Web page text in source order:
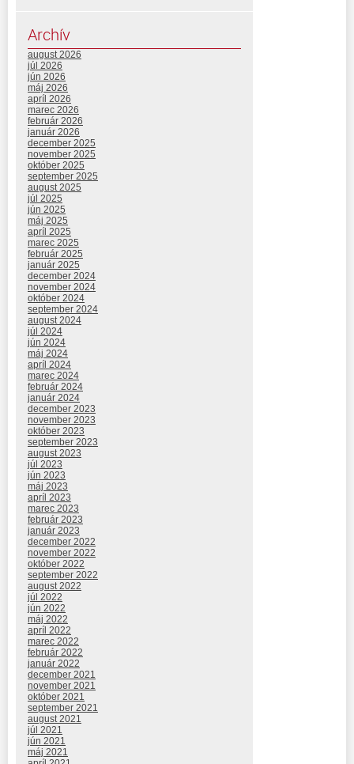
Archív
august 2026
júl 2026
jún 2026
máj 2026
apríl 2026
marec 2026
február 2026
január 2026
december 2025
november 2025
október 2025
september 2025
august 2025
júl 2025
jún 2025
máj 2025
apríl 2025
marec 2025
február 2025
január 2025
december 2024
november 2024
október 2024
september 2024
august 2024
júl 2024
jún 2024
máj 2024
apríl 2024
marec 2024
február 2024
január 2024
december 2023
november 2023
október 2023
september 2023
august 2023
júl 2023
jún 2023
máj 2023
apríl 2023
marec 2023
február 2023
január 2023
december 2022
november 2022
október 2022
september 2022
august 2022
júl 2022
jún 2022
máj 2022
apríl 2022
marec 2022
február 2022
január 2022
december 2021
november 2021
október 2021
september 2021
august 2021
júl 2021
jún 2021
máj 2021